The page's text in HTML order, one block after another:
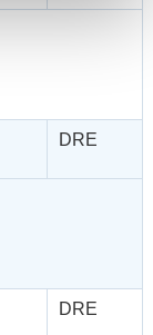
DRE
DRE